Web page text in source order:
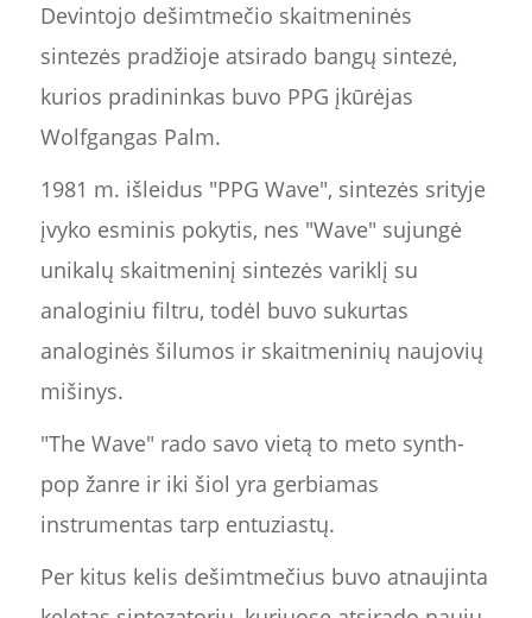
Devintojo dešimtmečio skaitmeninės
sintezės pradžioje atsirado bangų sintezė,
kurios pradininkas buvo PPG įkūrėjas
Wolfgangas Palm.
1981 m. išleidus "PPG Wave", sintezės srityje
įvyko esminis pokytis, nes "Wave" sujungė
unikalų skaitmeninį sintezės variklį su
analoginiu filtru, todėl buvo sukurtas
analoginės šilumos ir skaitmeninių naujovių
mišinys.
"The Wave" rado savo vietą to meto synth-
pop žanre ir iki šiol yra gerbiamas
instrumentas tarp entuziastų.
Per kitus kelis dešimtmečius buvo atnaujinta